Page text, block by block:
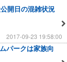
開日の混雑状況
2017-09-23 19:58:00
パークは家族向